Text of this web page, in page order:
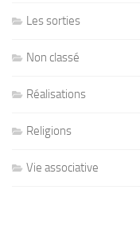
Les sorties
Non classé
Réalisations
Religions
Vie associative